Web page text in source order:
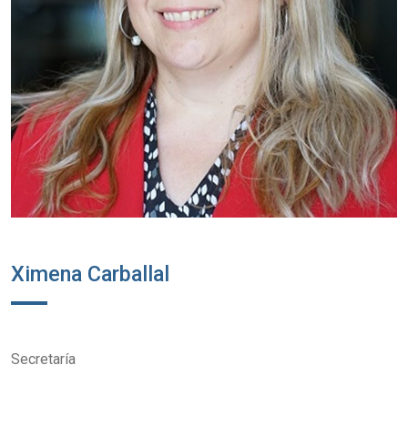
Ximena Carballal
Secretaría